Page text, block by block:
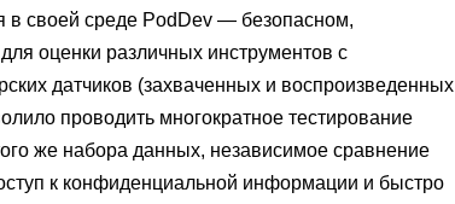
в своей среде PodDev — безопасном,
оценки различных инструментов с
датчиков (захваченных и воспроизведенных
проводить многократное тестирование
же набора данных, независимое сравнение
к конфиденциальной информации и быстро